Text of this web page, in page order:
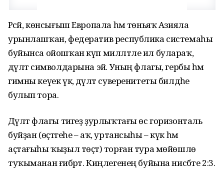
Рәсәй, көнсығыш Европала һәм төньяҡ Азияла
урынлашҡан, федератив республика системаһы
буйынса ойошҡан күп милләтле ил булараҡ,
дәүләт символдарына эйә. Уның флагы, гербы һәм
гимны кеүек үк, дәүләт суверенитеты билдәһе
булып тора.
Дәүләт флагы тигеҙ ҙурлыҡтағы өс горизонталь
буйҙан (өҫтәгеһе – аҡ, уртансыһы – күк һәм
аҫтағыһы ҡыҙыл төҫтә) торған тура мөйөшлө
туҡыманан ғибәрәт. Киңлегенең буйына нисбәте 2:3.